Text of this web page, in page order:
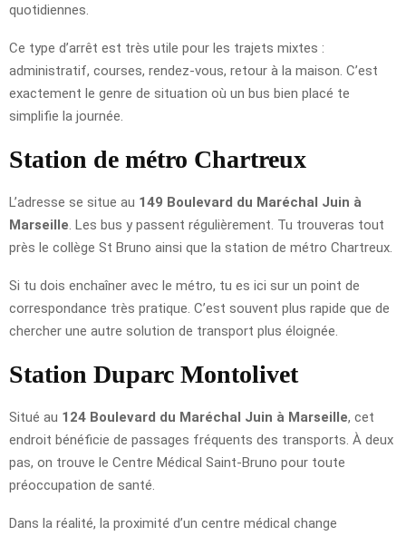
quotidiennes.
Ce type d’arrêt est très utile pour les trajets mixtes :
administratif, courses, rendez-vous, retour à la maison. C’est
exactement le genre de situation où un bus bien placé te
simplifie la journée.
Station de métro Chartreux
L’adresse se situe au 149 Boulevard du Maréchal Juin à
Marseille . Les bus y passent régulièrement. Tu trouveras tout
près le collège St Bruno ainsi que la station de métro Chartreux.
Si tu dois enchaîner avec le métro, tu es ici sur un point de
correspondance très pratique. C’est souvent plus rapide que de
chercher une autre solution de transport plus éloignée.
Station Duparc Montolivet
Situé au 124 Boulevard du Maréchal Juin à Marseille, cet
endroit bénéficie de passages fréquents des transports. À deux
pas, on trouve le Centre Médical Saint-Bruno pour toute
préoccupation de santé.
Dans la réalité, la proximité d’un centre médical change